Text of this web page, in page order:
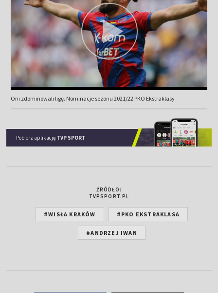
Oni zdominowali ligę. Nominacje sezonu 2021/22 PKO Ekstraklasy
Pobierz aplikację TVP SPORT
ŹRÓDŁO:
TVPSPORT.PL
#WISŁA KRAKÓW #PKO EKSTRAKLASA
#ANDRZEJ IWAN